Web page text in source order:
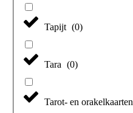
Tapijt (0)
Tara (0)
Tarot- en orakelkaarten